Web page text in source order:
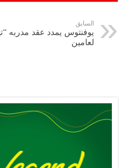
y
Li
k
السابق
يوفنتوس يمدد عقد مدربه
لعامين